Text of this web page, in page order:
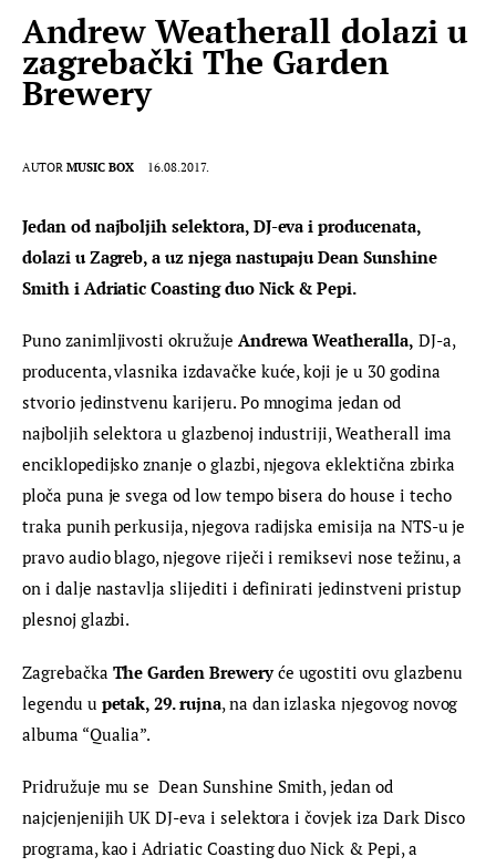
Andrew Weatherall dolazi u
zagrebački The Garden
Brewery
AUTOR MUSIC BOX 16.08.2017.
Jedan od najboljih selektora, DJ-eva i producenata,
dolazi u Zagreb, a uz njega nastupaju Dean Sunshine
Smith i Adriatic Coasting duo Nick & Pepi.
Puno zanimljivosti okružuje Andrewa Weatheralla, DJ-a,
producenta, vlasnika izdavačke kuće, koji je u 30 godina
stvorio jedinstvenu karijeru. Po mnogima jedan od
najboljih selektora u glazbenoj industriji, Weatherall ima
enciklopedijsko znanje o glazbi, njegova eklektična zbirka
ploča puna je svega od low tempo bisera do house i techo
traka punih perkusija, njegova radijska emisija na NTS-u je
pravo audio blago, njegove riječi i remiksevi nose težinu, a
on i dalje nastavlja slijediti i definirati jedinstveni pristup
plesnoj glazbi.
Zagrebačka The Garden Brewery će ugostiti ovu glazbenu
legendu u petak, 29. rujna, na dan izlaska njegovog novog
albuma “Qualia”.
Pridružuje mu se  Dean Sunshine Smith, jedan od
najcjenjenijih UK DJ-eva i selektora i čovjek iza Dark Disco
programa, kao i Adriatic Coasting duo Nick & Pepi, a